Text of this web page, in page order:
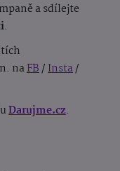
a sdílejte
.
naFB/Insta/
Darujme.cz.